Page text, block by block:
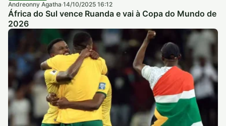
Andreonny Agatha·14/10/2025 16:12
África do Sul vence Ruanda e vai à Copa do Mundo de
2026